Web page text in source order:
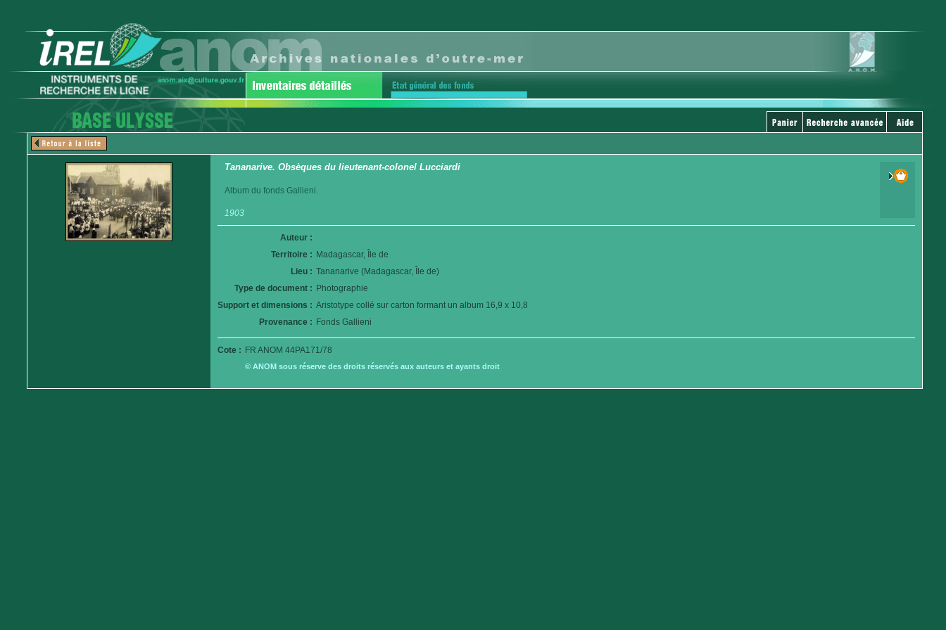
Tananarive. Obsèques du lieutenant-colonel Lucciardi
Album du fonds Gallieni.
1903
Auteur :
Territoire : Madagascar, Île de
Lieu : Tananarive (Madagascar, Île de)
Type de document : Photographie
Support et dimensions : Aristotype collé sur carton formant un album 16,9 x 10,8
Provenance : Fonds Gallieni
Cote : FR ANOM 44PA171/78
© ANOM sous réserve des droits réservés aux auteurs et ayants droit